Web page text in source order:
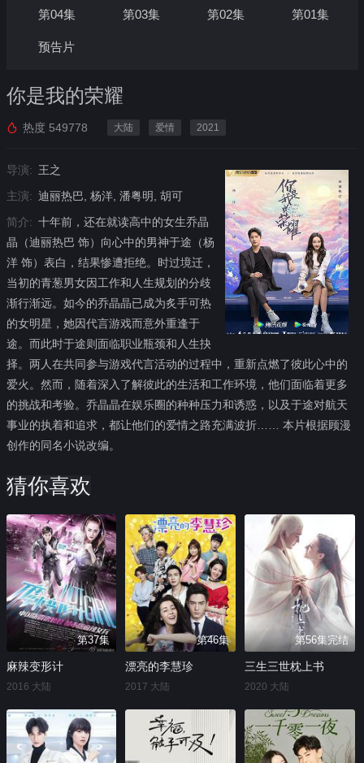
第04集 第03集 第02集 第01集
预告片
你是我的荣耀
热度 549778 大陆 爱情 2021
导演: 王之
主演: 迪丽热巴, 杨洋, 潘粤明, 胡可
简介: 十年前，还在就读高中的女生乔晶
晶（迪丽热巴 饰）向心中的男神于途（杨
洋 饰）表白，结果惨遭拒绝。时过境迁，
当初的青葱男女因工作和人生规划的分歧
渐行渐远。如今的乔晶晶已成为炙手可热
的女明星，她因代言游戏而意外重逢于
途。而此时于途则面临职业瓶颈和人生抉
择。两人在共同参与游戏代言活动的过程中，重新点燃了彼此心中的
爱火。然而，随着深入了解彼此的生活和工作环境，他们面临着更多
的挑战和考验。乔晶晶在娱乐圈的种种压力和诱惑，以及于途对航天
事业的执着和追求，都让他们的爱情之路充满波折…… 本片根据顾漫
创作的同名小说改编。
猜你喜欢
第37集
麻辣变形计
2016 大陆
第46集
漂亮的李慧珍
2017 大陆
第56集完结
三生三世枕上书
2020 大陆